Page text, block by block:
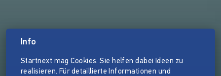
Info
Startnext mag Cookies. Sie helfen dabei Ideen zu
realisieren. Für detaillierte Informationen und